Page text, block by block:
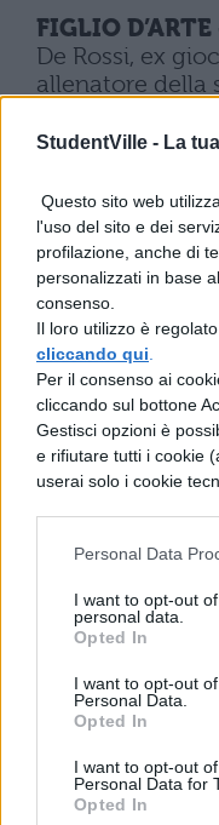
StudentVille - La
Questo sito web
l'uso del sito e dei
profilazione, anche di
personalizzati in base
consenso.
Il loro utilizzo è
cliccando qui
Per il consenso ai
cliccando sul bottone
Gestisci opzioni è
e rifiutare tutti i cookie
userai solo i cookie
Personal Data
I want to opt-out
personal data.
Opted In
I want to opt-out
Personal Data.
Opted In
I want to opt-out
Personal Data for
Opted In
FIGLIO D’ARTE
De Rossi, ex
allenatore della
responsabili del
vorrà riscattare
segnò il suo
rifilata a
4 giornate di
campo nella
sostituendo
calciando (e
assegnò la
16 –E’ il
di Daniele De
Daniele
simboleggia la
nata il 16
Rossi
Per tutte le